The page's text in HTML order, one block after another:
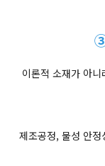
이론적 소재가 아
제조공정, 물성 안